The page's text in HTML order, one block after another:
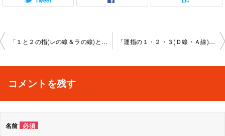
投
ビ
「１と２の指(レの線＆ラの線)とメリーさんの羊(レの線) のレッスン」秋葉原教室2022-3-12-no0022-1064 「運指の１・２・３(Ｄ線・Ａ線)、メリーさんの羊(Ｄ線 ・Ａ線)のレッスン」秋葉原教室2022-3-17-no0022-1064
コメントを残す
名前 必須